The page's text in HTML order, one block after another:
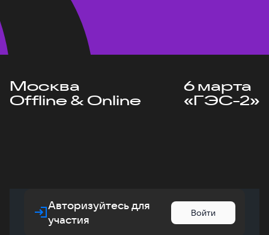
Москва
Offline & Online
6 марта
«ГЭС-2»
Авторизуйтесь для
участия
Войти